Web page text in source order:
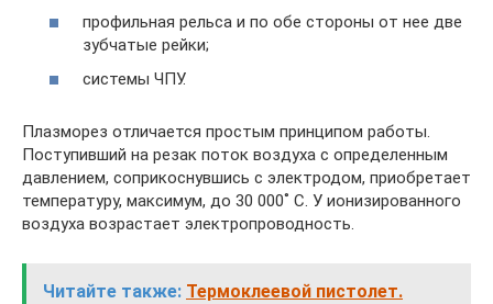
профильная рельса и по обе стороны от нее две
зубчатые рейки;
системы ЧПУ.
Плазморез отличается простым принципом работы.
Поступивший на резак поток воздуха с определенным
давлением, соприкоснувшись с электродом, приобретает
температуру, максимум, до 30 000˚ С. У ионизированного
воздуха возрастает электропроводность.
Читайте также: Термоклеевой пистолет.